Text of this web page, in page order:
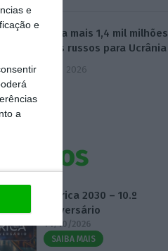
e
e
a
UE envia mais 1,4 mil milhões
de juros russos para Ucrânia
5 Agosto 2026
Eventos
Fábrica 2030 – 10.º
Aniversário
14/10/2026
SAIBA MAIS